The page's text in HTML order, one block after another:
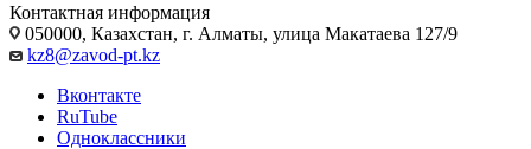
Контактная информация
050000, Казахстан, г. Алматы, улица Макатаева 127/9
kz8@zavod-pt.kz
Вконтакте
RuTube
Одноклассники